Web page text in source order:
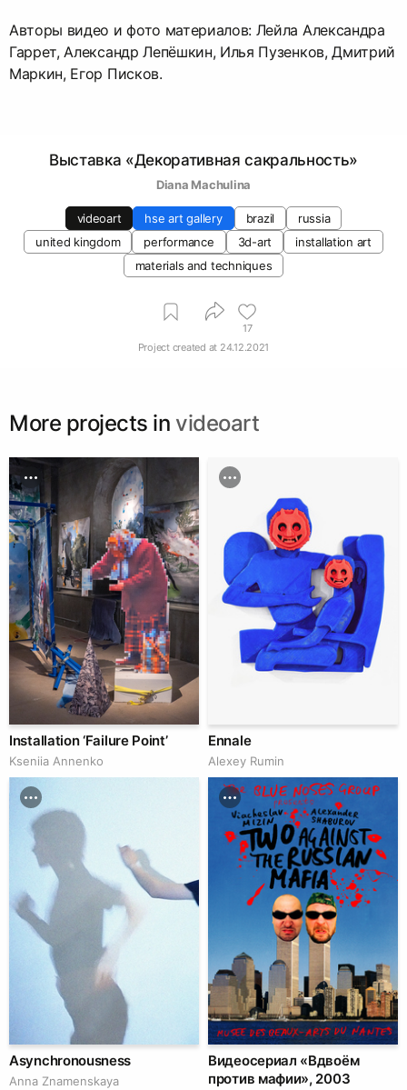
Авторы видео и фото материалов: Лейла Александра
Гаррет, Александр Лепёшкин, Илья Пузенков, Дмитрий
Маркин, Егор Писков.
Выставка «Декоративная сакральность»
Diana Machulina
videoart hse art gallery brazil
russia
united kingdom
performance 3d-art
installation art
materials and techniques
17
Project created at 24.12.2021
More projects in videoart
Installation ‘Failure Point’
Kseniia Аnnenko
Ennale
Аlexey Rumin
Asynchronousness
Anna Znamenskaya
Видеосериал «Вдвоём
против мафии», 2003